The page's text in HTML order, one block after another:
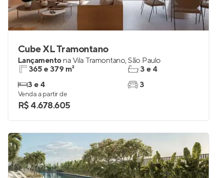
Cube XL Tramontano
Lançamentona Vila Tramontano,São Paulo
365 e 379 m²
3 e 4
3 e 4
3
Venda a partir de
R$ 4.678.605